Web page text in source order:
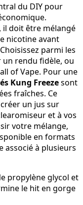
du DIY pour
il doit être mélangé
nicotine avant
parmi les
un rendu fidèle, ou
of Vape. Pour une
Kung Freezesont
fraîches. Ce
un jus sur
et à vos
votre mélange,
en formats
associé à plusieurs
propylène glycol et
le hit en gorge